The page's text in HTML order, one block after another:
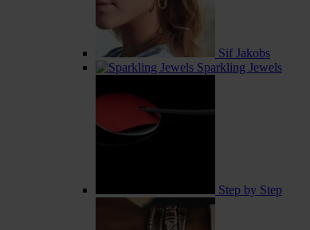
Sif Jakobs
Sparkling Jewels
Step by Step